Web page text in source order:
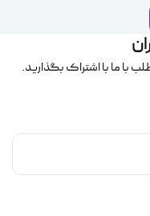
با ما با اشتراک بگذارید.